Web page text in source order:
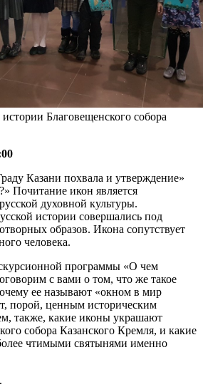
Благовещенского собора
Казани похвала и утверждение»
Почитание икон является
духовной культуры.
истории совершались под
образов. Икона сопутствует
человека.
программы «О чем
с вами о том, что же такое
ее называют «окном в мир
порой, ценным историческим
также, какие иконы украшают
собора Казанского Кремля, и какие
чтимыми святынями именно